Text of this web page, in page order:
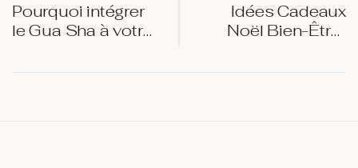
Pourquoi intégrer
le Gua Sha à votre
professionnelle ?
Idées Cadeaux
Noël Bien-Être :
Parenthèse de